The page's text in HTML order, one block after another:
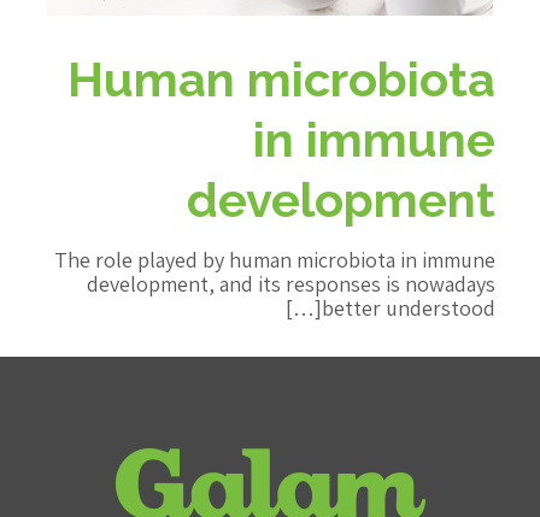
Human microbiota
in immune
development
The role played by human microbiota in immune
development, and its responses is nowadays
better understood[…]